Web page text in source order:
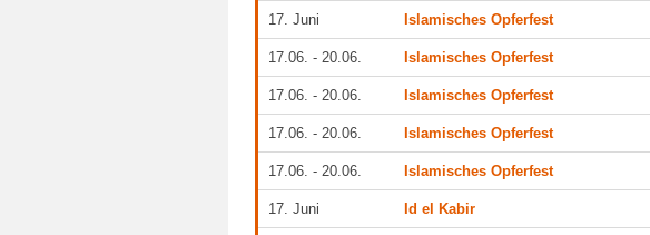
17. Juni Islamisches Opferfest
17.06. - 20.06. Islamisches Opferfest
17.06. - 20.06. Islamisches Opferfest
17.06. - 20.06. Islamisches Opferfest
17.06. - 20.06. Islamisches Opferfest
17. Juni Id el Kabir